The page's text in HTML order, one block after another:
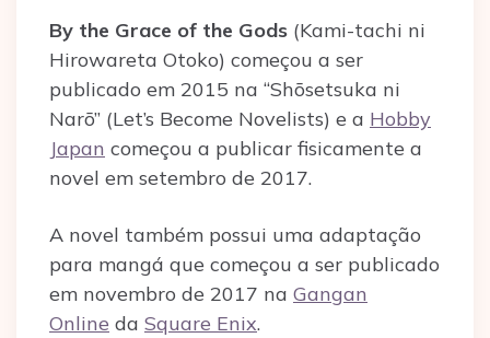
By the Grace of the Gods (Kami-tachi ni
Hirowareta Otoko) começou a ser
publicado em 2015 na “Shōsetsuka ni
Narō” (Let’s Become Novelists) e a Hobby
Japan começou a publicar fisicamente a
novel em setembro de 2017.
A novel também possui uma adaptação
para mangá que começou a ser publicado
em novembro de 2017 na Gangan
Online da Square Enix.